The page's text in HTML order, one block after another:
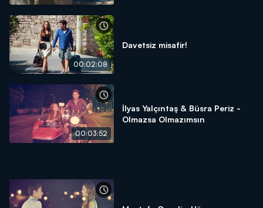
00:02:08
Davetsiz misafir!
00:03:52
İlyas Yalçıntaş & Büsra Periz -
Olmazsa Olmazımsın